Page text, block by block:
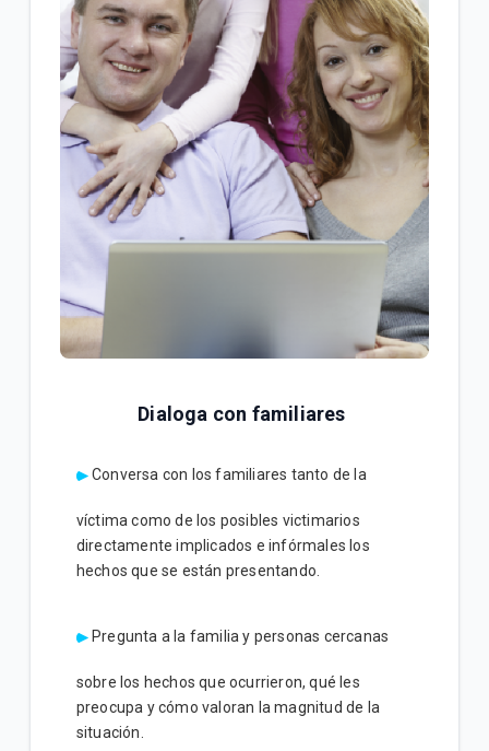
Dialoga con familiares
Conversa con los familiares tanto de la
víctima como de los posibles victimarios
directamente implicados e infórmales los
hechos que se están presentando.
Pregunta a la familia y personas cercanas
sobre los hechos que ocurrieron, qué les
preocupa y cómo valoran la magnitud de la
situación.